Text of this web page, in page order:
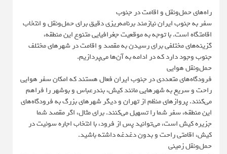
راه‌های حمل‌ونقل و اقامت در جنوب
سفر به جنوب ایران نیازمند برنامه‌ریزی دقیق برای حمل‌ونقل و انتخاب
اقامتگاه است. با توجه به موقعیت جغرافیایی متنوع این منطقه،
گزینه‌های مختلفی برای رسیدن به مقصد و اقامت در شهرهای مختلف
جنوب وجود دارد که در ادامه به آن‌ها می‌پردازیم.
حمل‌ونقل هوایی
فرودگاه‌های متعددی در جنوب ایران فعال هستند که امکان سفر هوایی
راحت و سریع به شهرهایی مانند کیش، بندرعباس و بوشهر را فراهم
می‌کنند. پروازهای منظم از تهران و دیگر شهرهای بزرگ به فرودگاه‌های
این منطقه، سفر شما را تسهیل می‌کنند. برای مثال، اگر مقصد شما
جزیره کیش است، می‌توانید پس از فرود، با انتخاب اجاره سوئیت در
کیش، اقامتی راحت و بدون دغدغه داشته باشید.
حمل‌ونقل زمینی